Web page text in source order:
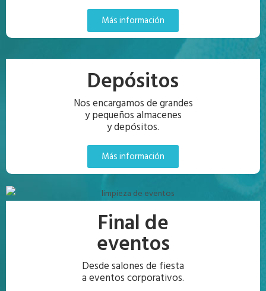
Más información
Depósitos
Nos encargamos de grandes
y pequeños almacenes
y depósitos.
Más información
Final de
eventos
Desde salones de fiesta
a eventos corporativos.